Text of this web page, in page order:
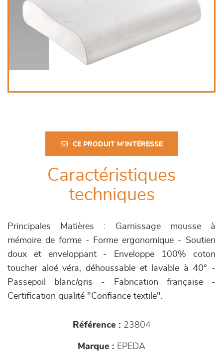
CE PRODUIT M'INTÉRESSE
Caractéristiques
techniques
Principales Matières : Garnissage mousse à
mémoire de forme - Forme ergonomique - Soutien
doux et enveloppant - Enveloppe 100% coton
toucher aloé véra, déhoussable et lavable à 40° -
Passepoil blanc/gris - Fabrication française -
Certification qualité "Confiance textile".
Référence : 23804
Marque : EPEDA